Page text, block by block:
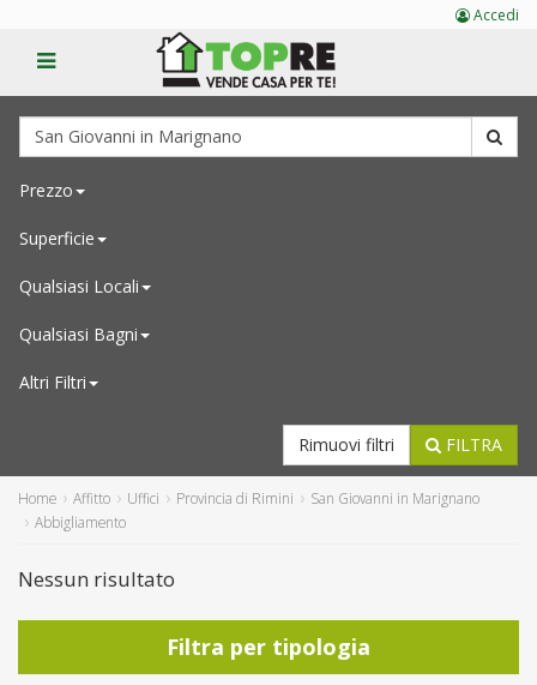
Prezzo
Superficie
Qualsiasi Locali
Qualsiasi Bagni
Altri Filtri
FILTRA
Rimuovi filtri
Home Affitto Uffici Provincia di Rimini
San Giovanni in Marignano
Abbigliamento
Nessun risultato
Filtra per tipologia
Accedi